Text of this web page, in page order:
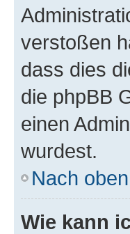
verstoßen
dass dies
die phpBB
einen
wurdest.
Nach oben
Wie kann